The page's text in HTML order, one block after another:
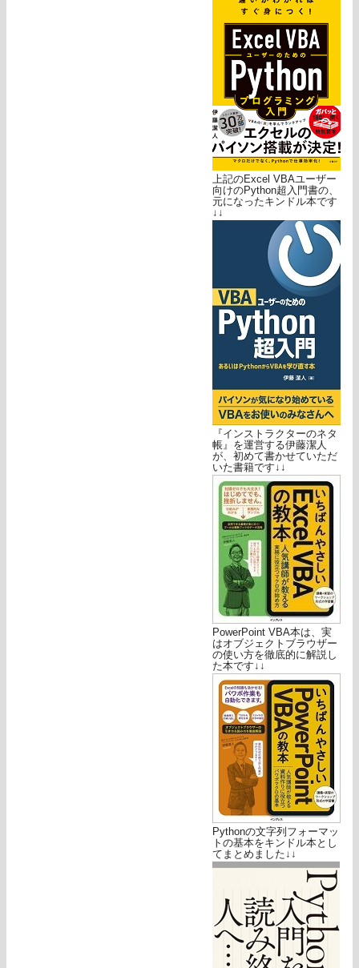
上記のExcel VBAユーザー
向けのPython超入門書の、
元になったキンドル本です
↓↓
『インストラクターのネタ
帳』を運営する伊藤潔人
が、初めて書かせていただ
いた書籍です↓↓
PowerPoint VBA本は、実
はオブジェクトブラウザー
の使い方を徹底的に解説し
た本です↓↓
Pythonの文字列フォーマッ
トの基本をキンドル本とし
てまとめました↓↓